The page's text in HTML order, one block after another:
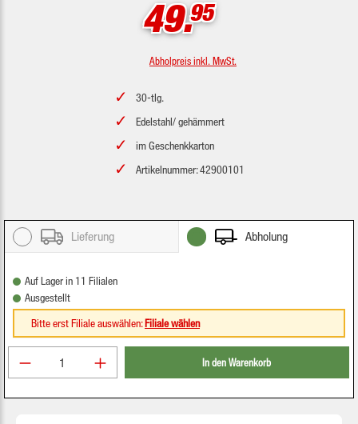
49.95
Abholpreis inkl. MwSt.
30-tlg.
Edelstahl/ gehämmert
im Geschenkkarton
Artikelnummer: 42900101
Lieferung Abholung
Auf Lager in 11 Filialen
Ausgestellt
Bitte erst Filiale auswählen:Filiale wählen
Produkt Anzahl: Gib den gewünschten Wert ein
In den Warenkorb